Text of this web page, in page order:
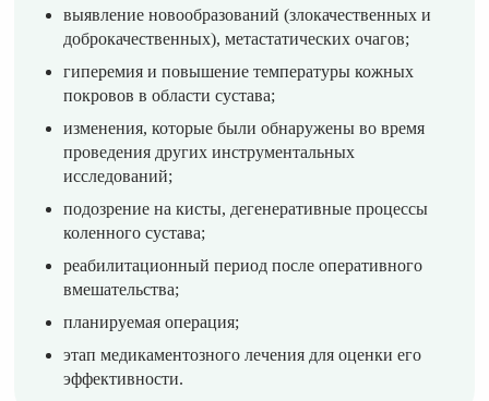
выявление новообразований (злокачественных и
доброкачественных), метастатических очагов;
гиперемия и повышение температуры кожных
покровов в области сустава;
изменения, которые были обнаружены во время
проведения других инструментальных
исследований;
подозрение на кисты, дегенеративные процессы
коленного сустава;
реабилитационный период после оперативного
вмешательства;
планируемая операция;
этап медикаментозного лечения для оценки его
эффективности.